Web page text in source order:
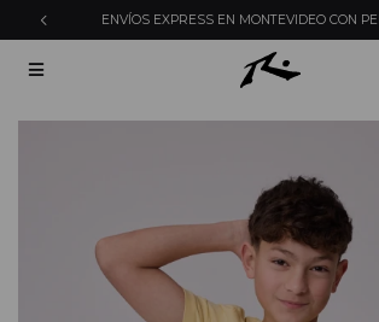
ENVÍOS EXPRESS EN MONTEVIDEO CON
